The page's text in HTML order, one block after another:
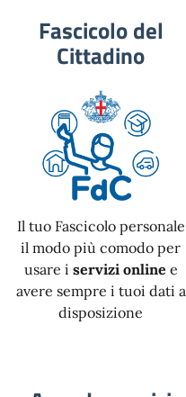
Fascicolo del
Cittadino
Il tuo Fascicolo personale
il modo più comodo per
usare i servizi online e
avere sempre i tuoi dati a
disposizione